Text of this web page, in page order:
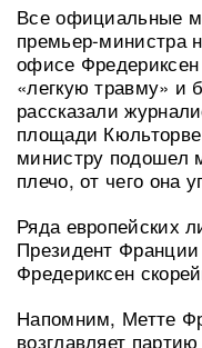
Все официальные
премьер-министра
офисе
«легкую травму» и
рассказали
площади Кюльторве
министру подошел
плечо, от чего она
Ряда европейских
Президент
Фредериксен
Напомним, Метте
возглавляет